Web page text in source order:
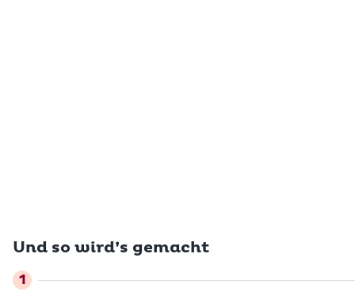
Und so wird’s gemacht